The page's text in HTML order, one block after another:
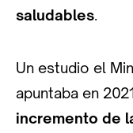
saludables.
Un estudio el
apuntaba en
incremento de